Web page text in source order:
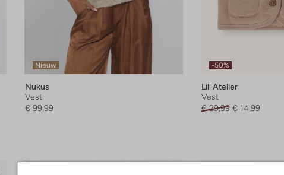
Nieuw
Nukus
Vest
€ 99,99
-50%
Lil' Atelier
Vest
€ 29,99 € 14,99